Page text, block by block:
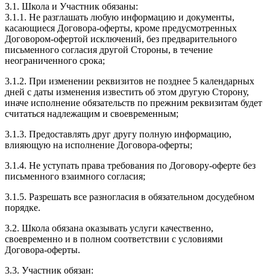
3.1. Школа и Участник обязаны:
3.1.1. Не разглашать любую информацию и документы,
касающиеся Договора-оферты, кроме предусмотренных
Договором-офертой исключений, без предварительного
письменного согласия другой Стороны, в течение
неограниченного срока;
3.1.2. При изменении реквизитов не позднее 5 календарных
дней с даты изменения известить об этом другую Сторону,
иначе исполнение обязательств по прежним реквизитам будет
считаться надлежащим и своевременным;
3.1.3. Предоставлять друг другу полную информацию,
влияющую на исполнение Договора-оферты;
3.1.4. Не уступать права требования по Договору-оферте без
письменного взаимного согласия;
3.1.5. Разрешать все разногласия в обязательном досудебном
порядке.
3.2. Школа обязана оказывать услуги качественно,
своевременно и в полном соответствии с условиями
Договора-оферты.
3.3. Участник обязан: